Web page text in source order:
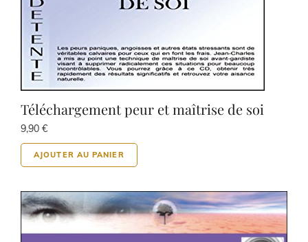
Téléchargement peur et maîtrise de soi
9,90 €
AJOUTER AU PANIER